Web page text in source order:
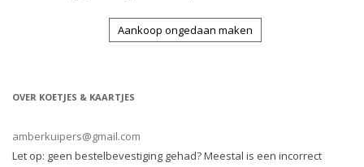
Aankoop ongedaan maken
OVER KOETJES & KAARTJES
amberkuipers@gmail.com
Let op: geen bestelbevestiging gehad? Meestal is een incorrect